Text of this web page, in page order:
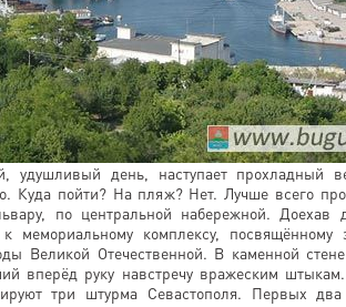
удушливый день, наступает прохладный
Куда пойти? На пляж? Нет. Лучше всего
по центральной набережной. Доехав
мемориальному комплексу, посвящённому
Великой Отечественной. В каменной
вперёд руку навстречу вражеским
три штурма Севастополя. Первых